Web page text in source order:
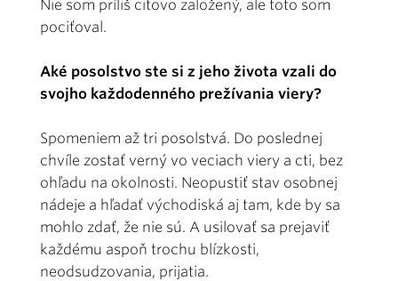
Nie som príliš citovo založený, ale toto som
pociťoval.
Aké posolstvo ste si z jeho života vzali do
svojho každodenného prežívania viery?
Spomeniem až tri posolstvá. Do poslednej
chvíle zostať verný vo veciach viery a cti, bez
ohľadu na okolnosti. Neopustiť stav osobnej
nádeje a hľadať východiská aj tam, kde by sa
mohlo zdať, že nie sú. A usilovať sa prejaviť
každému aspoň trochu blízkosti,
neodsudzovania, prijatia.